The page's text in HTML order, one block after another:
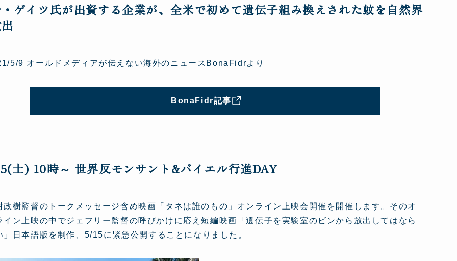
ゲイツ氏が出資する企業が、全米で初めて遺伝子組み換えされた蚊を自然界
5/9 オールドメディアが伝えない海外のニュースBonaFidrより
BonaFidr記事
土) 10時～ 世界反モンサント&バイエル行進DAY
政樹監督のトークメッセージ含め映画「タネは誰のもの」オンライン上映会開催を開催します。そのオ
イン上映の中でジェフリー監督の呼びかけに応え短編映画「遺伝子を実験室のビンから放出してはなら
」日本語版を制作、5/15に緊急公開することになりました。